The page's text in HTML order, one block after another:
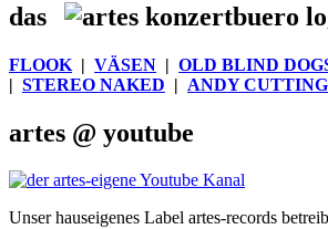
das
FLOOK |VÄSEN |OLD BLIND
| STEREO NAKED | ANDY
artes @ youtube
Unser hauseigenes Label artes-records